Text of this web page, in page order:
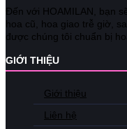
Đến với HOAMILAN, bạn
hoa cũ, hoa giao trễ giờ,
được chúng tôi chuẩn bị
GIỚI THIỆU
Giới thiệu
Liên hệ